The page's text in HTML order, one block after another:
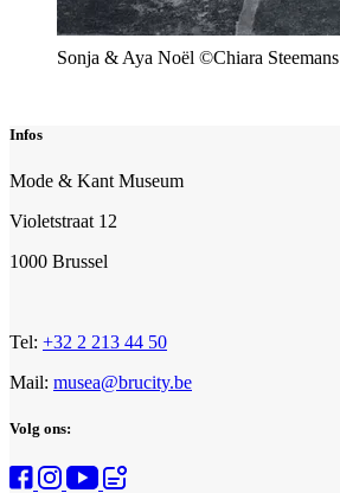
Sonja & Aya Noël ©Chiara Steemans
Infos
Mode & Kant Museum
Violetstraat 12
1000 Brussel
Tel: +32 2 213 44 50
Mail: musea@brucity.be
Volg ons: